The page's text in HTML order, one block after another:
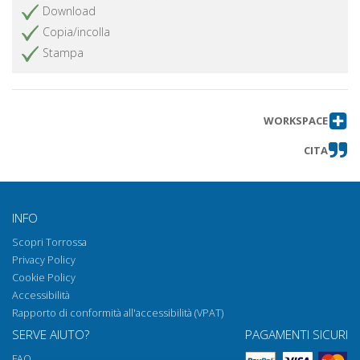
Download
Copia/incolla
Stampa
WORKSPACE
CITA
INFO
Scopri Torrossa
Privacy Policy
Cookie Policy
Accessibilità
Rapporto di conformità all'accessibilità (VPAT)
SERVE AIUTO? PAGAMENTI SICURI